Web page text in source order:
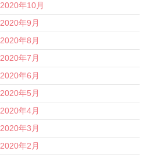
2020年10月
2020年9月
2020年8月
2020年7月
2020年6月
2020年5月
2020年4月
2020年3月
2020年2月